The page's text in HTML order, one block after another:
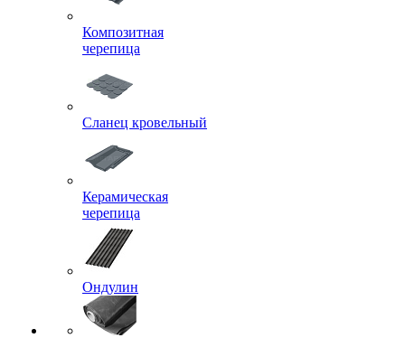
Композитная
черепица
Сланец кровельный
Керамическая
черепица
Ондулин